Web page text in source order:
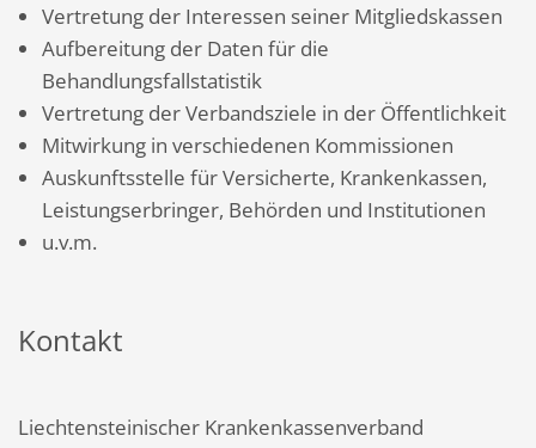
Vertretung der Interessen seiner Mitgliedskassen
Aufbereitung der Daten für die
Behandlungsfallstatistik
Vertretung der Verbandsziele in der Öffentlichkeit
Mitwirkung in verschiedenen Kommissionen
Auskunftsstelle für Versicherte, Krankenkassen,
Leistungserbringer, Behörden und Institutionen
u.v.m.
Kontakt
Liechtensteinischer Krankenkassenverband